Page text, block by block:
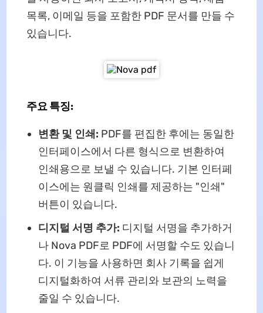
목록, 이메일 등을 포함한 PDF 문서를 만들 수
있습니다.
주요 특징:
변환 및 인쇄: PDF를 편집한 후에는 동일한
인터페이스에서 다른 형식으로 변환하여
인쇄용으로 보낼 수 있습니다. 기본 인터페
이스에는 원클릭 인쇄를 제공하는 "인쇄"
버튼이 있습니다.
디지털 서명 추가: 디지털 서명을 추가하거
나 Nova PDF로 PDF에 서명할 수도 있습니
다. 이 기능을 사용하면 회사 기록을 쉽게
디지털화하여 서류 관리와 보관의 노력을
줄일 수 있습니다.